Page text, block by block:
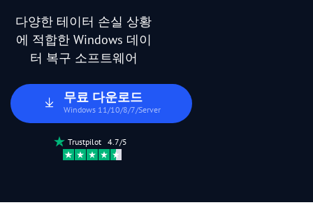
다양한 테이터 손실 상황
에 적합한 Windows 데이
터 복구 소프트웨어
무료 다운로드
Windows 11/10/8/7/Server
Trustpilot 4.7/5